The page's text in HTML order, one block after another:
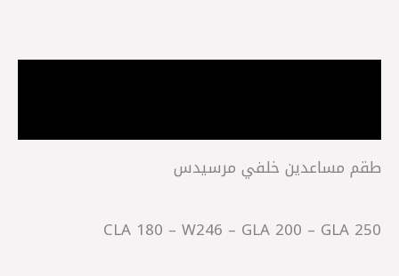
طقم مساعدين خلفي مرسيدس
CLA 180 – W246 – GLA 200 – GLA 250